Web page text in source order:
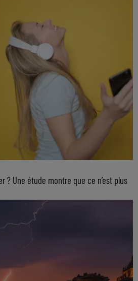
? Une étude montre que ce n’est plus